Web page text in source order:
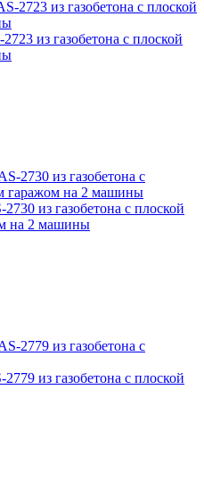
из газобетона с плоской
из газобетона с плоской
на 2 машины
из газобетона с плоской